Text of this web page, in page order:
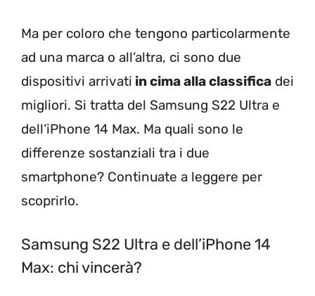
Ma per coloro che tengono particolarmente
ad una marca o all’altra, ci sono due
dispositivi arrivati in cima alla classifica dei
migliori. Si tratta del Samsung S22 Ultra e
dell’iPhone 14 Max. Ma quali sono le
differenze sostanziali tra i due
smartphone? Continuate a leggere per
scoprirlo.
Samsung S22 Ultra e dell’iPhone 14
Max: chi vincerà?